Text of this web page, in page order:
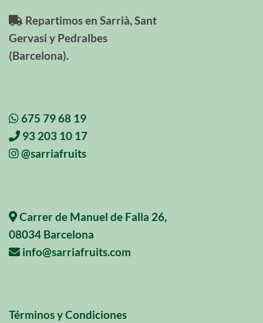
Repartimos en Sarrià, Sant
Gervasi y Pedralbes
(Barcelona).
675 79 68 19
93 203 10 17
@sarriafruits
Carrer de Manuel de Falla 26,
08034 Barcelona
info@sarriafruits.com
Términos y Condiciones